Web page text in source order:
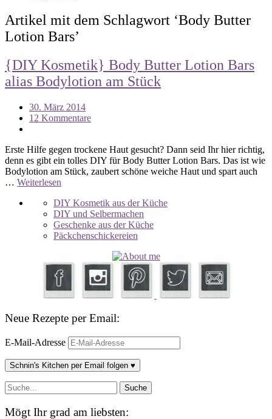
Artikel mit dem Schlagwort ‘Body Butter
Lotion Bars’
{DIY Kosmetik} Body Butter Lotion Bars
alias Bodylotion am Stück
30. März 2014
12 Kommentare
Erste Hilfe gegen trockene Haut gesucht? Dann seid Ihr hier richtig,
denn es gibt ein tolles DIY für Body Butter Lotion Bars. Das ist wie
Bodylotion am Stück, zaubert schöne weiche Haut und spart auch
… Weiterlesen
DIY Kosmetik aus der Küche
DIY und Selbermachen
Geschenke aus der Küche
Päckchenschickereien
Neue Rezepte per Email:
E-Mail-Adresse
Schnin's Kitchen per Email folgen ♥
Mögt Ihr grad am liebsten: